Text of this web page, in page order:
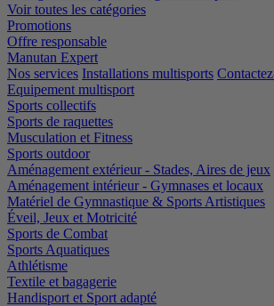
Voir toutes les catégories
Promotions
Offre responsable
Manutan Expert
Nos services Installations multisports
Equipement multisport
Sports collectifs
Sports de raquettes
Musculation et Fitness
Sports outdoor
Aménagement extérieur - Stades, Aires de jeux
Aménagement intérieur - Gymnases et locaux
Matériel de Gymnastique & Sports Artistiques
Éveil, Jeux et Motricité
Sports de Combat
Sports Aquatiques
Athlétisme
Textile et bagagerie
Handisport et Sport adapté